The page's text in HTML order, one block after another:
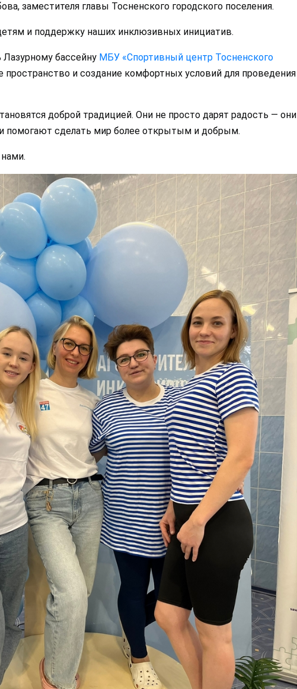
заместителя главы Тосненского городского поселения.
и поддержку наших инклюзивных инициатив.
Лазурному бассейну МБУ «Спортивный центр Тосненского
пространство и создание комфортных условий для проведения
доброй традицией. Они не просто дарят радость — они
помогают сделать мир более открытым и добрым.